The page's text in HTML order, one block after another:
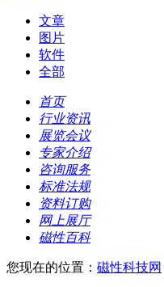
文章
图片
软件
全部
首页
行业资讯
展览会议
专家介绍
咨询服务
标准法规
资料订购
网上展厅
磁性百科
您现在的位置： 磁性科技网